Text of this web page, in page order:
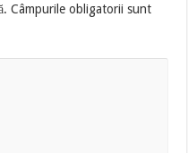
Câmpurile obligatorii sunt